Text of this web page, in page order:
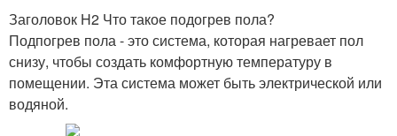
Заголовок H2 Что такое подогрев пола?
Подпогрев пола - это система, которая нагревает пол
снизу, чтобы создать комфортную температуру в
помещении. Эта система может быть электрической или
водяной.